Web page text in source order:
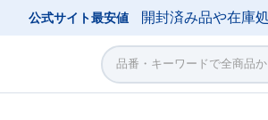
公式サイト最安値 開封済み品や在庫